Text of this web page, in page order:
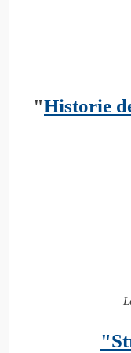
"Historie